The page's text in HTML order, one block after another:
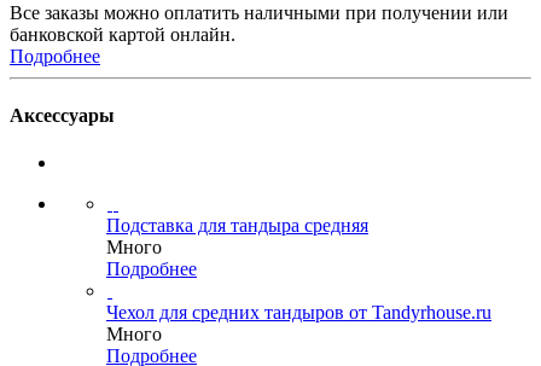
Все заказы можно оплатить наличными при получении или
банковской картой онлайн.
Подробнее
Аксессуары
Подставка для тандыра средняя
Много
Подробнее
Чехол для средних тандыров от Tandyrhouse.ru
Много
Подробнее